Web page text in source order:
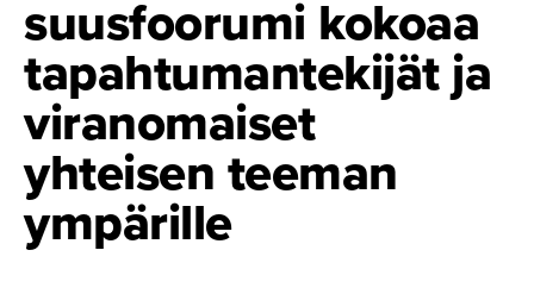
suus­foorumi kokoaa
tapahtuman­te­kijät ja
viranomaiset
yhteisen teeman
ympärille